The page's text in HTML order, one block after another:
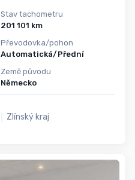
Stav tachometru
201 101 km
Převodovka/pohon
Automatická/Přední
Země původu
Německo
Zlínský kraj